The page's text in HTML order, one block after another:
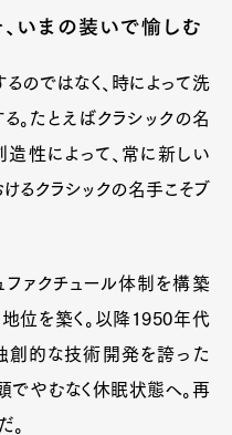
Lifestyle
Magazine
Pen tw
いまの装いで愉しむ
のではなく、時によって洗
。たとえばクラシックの名
性によって、常に新しい
るクラシックの名手こそブ
ァクチュール体制を構築
地位を築く。以降1950年代
創的な技術開発を誇った
でやむなく休眠状態へ。再
。